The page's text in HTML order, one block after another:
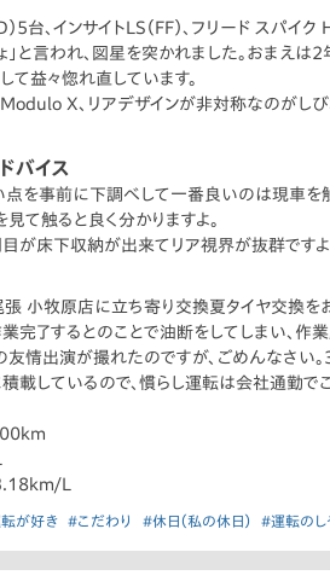
5台、インサイトLS（FF）、フリード スパイ
」と言われ、図星を突かれました。おまえ
益々惚れ直しています。
X、リアデザインが非対称なのがしび
バイス
を事前に下調べして一番良いのは現車を触
て触ると良く分かりますよ。
が床下収納が出来てリア視界が抜群ですよ
小牧原店に立ち寄り交換夏タイヤ交換を
了するとのことで油断をしてしまい、作業
情出演が撮れたのですが、ごめんなさい
載しているので、慣らし運転は会社通勤で
L
が好き #こだわり #休日（私の休日） #運転のし